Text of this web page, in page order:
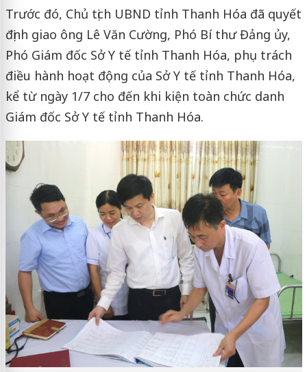
Trước đó, Chủ tịch UBND tỉnh Thanh Hóa đã quyết
định giao ông Lê Văn Cường, Phó Bí thư Đảng ủy,
Phó Giám đốc Sở Y tế tỉnh Thanh Hóa, phụ trách
điều hành hoạt động của Sở Y tế tỉnh Thanh Hóa,
kể từ ngày 1/7 cho đến khi kiện toàn chức danh
Giám đốc Sở Y tế tỉnh Thanh Hóa.